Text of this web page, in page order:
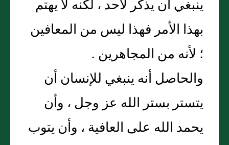
ينبغي أن يذكر لأحد ، لكنه لا يهتم
بهذا الأمر فهذا ليس من المعافين
؛ لأنه من المجاهرين .
والحاصل أنه ينبغي للإنسان أن
يتستر بستر الله عز وجل ، وأن
يحمد الله على العافية ، وأن يتوب